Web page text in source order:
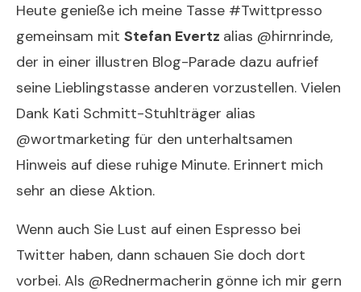
Heute genieße ich meine Tasse #Twittpresso
gemeinsam mit Stefan Evertz alias @hirnrinde,
der in einer illustren Blog-Parade dazu aufrief
seine Lieblingstasse anderen vorzustellen. Vielen
Dank Kati Schmitt-Stuhlträger alias
@wortmarketing für den unterhaltsamen
Hinweis auf diese ruhige Minute. Erinnert mich
sehr an diese Aktion.
Wenn auch Sie Lust auf einen Espresso bei
Twitter haben, dann schauen Sie doch dort
vorbei. Als @Rednermacherin gönne ich mir gern